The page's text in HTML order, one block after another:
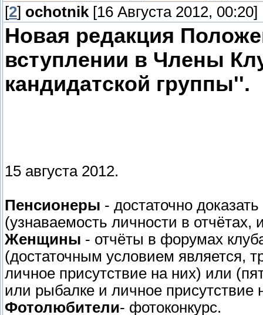
[2] ochotnik [16 Августа 2012, 00:20]
Новая редакция
вступлении в Члены
кандидатской группы''.
15 августа 2012.
Пенсионеры - достаточно
(узнаваемость личности в
Женщины - отчёты в форумах
(достаточным условием является,
личное присутствие на них) или
или рыбалке и личное присутствие
Фотолюбители- фотоконкурс.